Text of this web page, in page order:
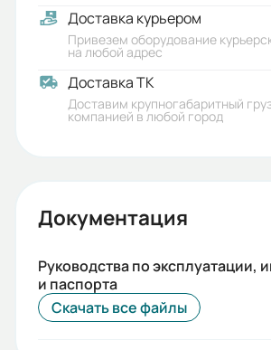
Доставка курьером
Привезем оборудование
на любой адрес
Доставка ТК
Доставим крупногабаритный
компанией в любой город
Документация
Руководства по эксплуатации,
и паспорта
Скачать все файлы